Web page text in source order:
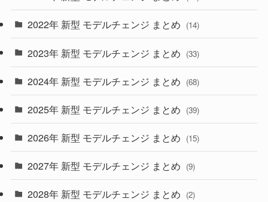
(10)
(9)
(22)
(4)
(9)
(4)
(1)
2022年 新型 モデルチェンジ まとめ (14)
2023年 新型 モデルチェンジ まとめ (33)
2024年 新型 モデルチェンジ まとめ (68)
2025年 新型 モデルチェンジ まとめ (39)
2026年 新型 モデルチェンジ まとめ (15)
2027年 新型 モデルチェンジ まとめ (9)
2028年 新型 モデルチェンジ まとめ (2)